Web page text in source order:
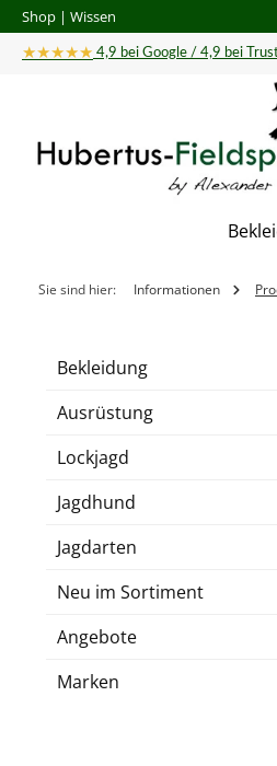
Hauptinhalt springen
Zur Suche springen
Zur Hauptnavigation springen
Shop | Wissen
★★★★★ 4,9 bei Google / 4,9 bei
Sie sind hier: Informationen
Bekleidung
Ausrüstung
Lockjagd
Jagdhund
Jagdarten
Neu im Sortiment
Angebote
Marken